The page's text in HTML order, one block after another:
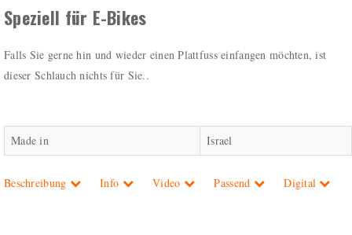
Speziell für E-Bikes
Falls Sie gerne hin und wieder einen Plattfuss einfangen möchten, ist
dieser Schlauch nichts für Sie..
Made in Israel
Beschreibung Info Video Passend Digital